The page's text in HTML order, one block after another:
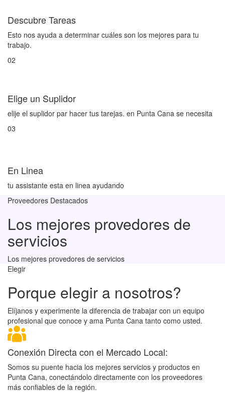
Descubre Tareas
Esto nos ayuda a determinar cuáles son los mejores para tu
trabajo.
02
Elige un Suplidor
elije el suplidor par hacer tus tarejas. en Punta Cana se necesita
03
En Linea
tu assistante esta en linea ayudando
Proveedores Destacados
Los mejores provedores de
servicios
Los mejores provedores de servicios
Elegir
Porque elegir a nosotros?
Elíjanos y experimente la diferencia de trabajar con un equipo
profesional que conoce y ama Punta Cana tanto como usted.
Conexión Directa con el Mercado Local:
Somos su puente hacia los mejores servicios y productos en
Punta Cana, conectándolo directamente con los proveedores
más confiables de la región.